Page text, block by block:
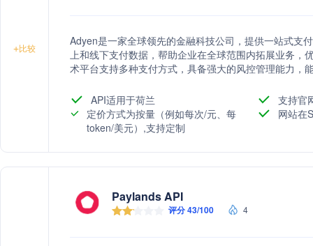
+比较
Adyen是一家全球领先的金融科技公司，提供一站式支
上和线下支付数据，帮助企业在全球范围内拓展业务，
术平台支持多种支付方式，具备强大的风控管理能力，
API适用于荷兰
支持官
定价方式为按量（例如每次/元、每
token/美元）,支持定制
网站在
Paylands API
评分 43/100 4